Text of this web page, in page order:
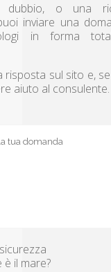
o una
inviare una
in forma
risposta sul sito e,
aiuto al consulente.
il mare?